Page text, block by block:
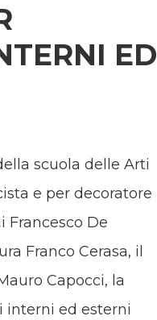
ED
scuola delle Arti
e per decoratore
Francesco De
Franco Cerasa, il
Capocci, la
interni ed esterni